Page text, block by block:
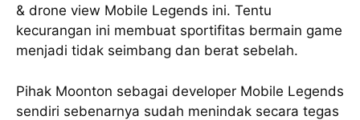
& drone view Mobile Legends ini. Tentu
kecurangan ini membuat sportifitas bermain game
menjadi tidak seimbang dan berat sebelah.
Pihak Moonton sebagai developer Mobile Legends
sendiri sebenarnya sudah menindak secara tegas